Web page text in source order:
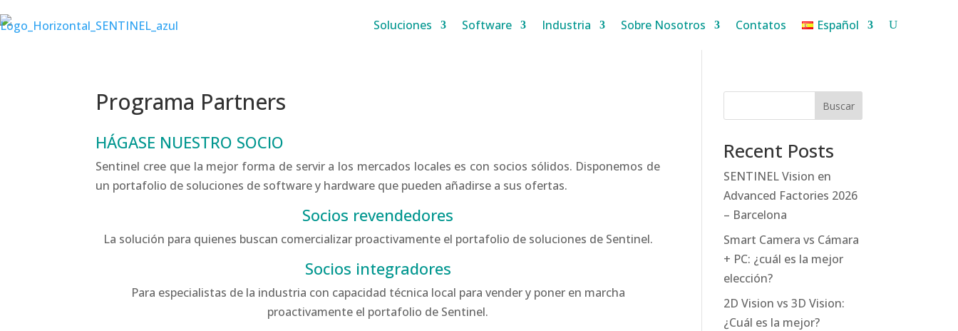
Soluciones Software Industria Sobre Nosotros Contatos Español
Programa Partners
HÁGASE NUESTRO SOCIO
Sentinel cree que la mejor forma de servir a los mercados locales es con socios sólidos. Disponemos de
un portafolio de soluciones de software y hardware que pueden añadirse a sus ofertas.
Socios revendedores
La solución para quienes buscan comercializar proactivamente el portafolio de soluciones de Sentinel.
Socios integradores
Para especialistas de la industria con capacidad técnica local para vender y poner en marcha
proactivamente el portafolio de Sentinel.
Buscar
Recent Posts
SENTINEL Vision en
Advanced Factories 2026
– Barcelona
Smart Camera vs Cámara
+ PC: ¿cuál es la mejor
elección?
2D Vision vs 3D Vision:
¿Cuál es la mejor?